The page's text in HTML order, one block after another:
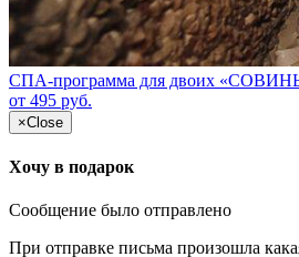
СПА-программа для двоих
от 495 руб.
×Close
Хочу в подарок
Сообщение было отправлено
При отправке письма произошла